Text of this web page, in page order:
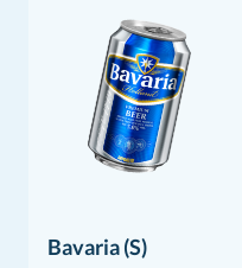
Bavaria (S)